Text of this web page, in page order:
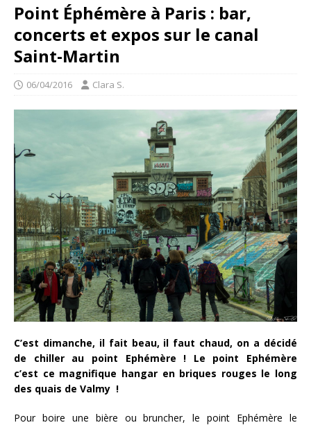
Point Éphémère à Paris : bar,
concerts et expos sur le canal
Saint-Martin
06/04/2016 Clara S.
C’est dimanche, il fait beau, il faut chaud, on a décidé
de chiller au point Ephémère ! Le point Ephémère
c’est ce magnifique hangar en briques rouges le long
des quais de Valmy !
Pour boire une bière ou bruncher, le point Ephémère le